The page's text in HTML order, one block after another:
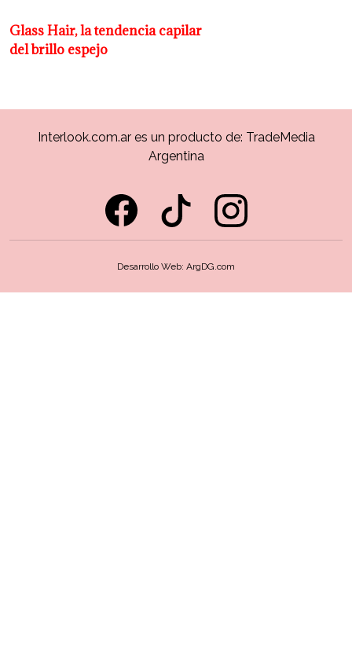
Glass Hair, la tendencia capilar
del brillo espejo
Interlook.com.ar es un producto de: TradeMedia
Argentina
Desarrollo Web: ArgDG.com